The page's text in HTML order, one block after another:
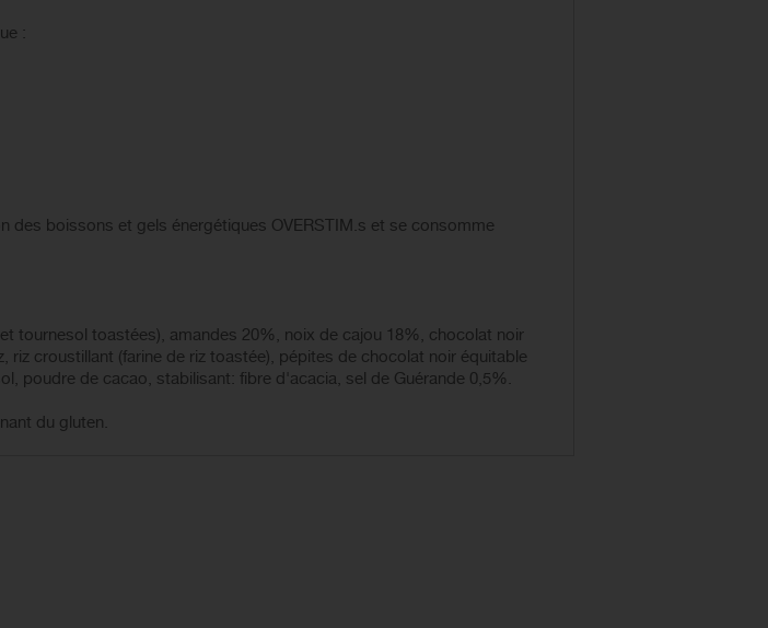
:
des boissons et gels énergétiques OVERSTIM.s et se consomme
tournesol toastées), amandes 20%, noix de cajou 18%, chocolat noir
croustillant (farine de riz toastée), pépites de chocolat noir équitable
poudre de cacao, stabilisant: fibre d'acacia, sel de Guérande 0,5%.
du gluten.